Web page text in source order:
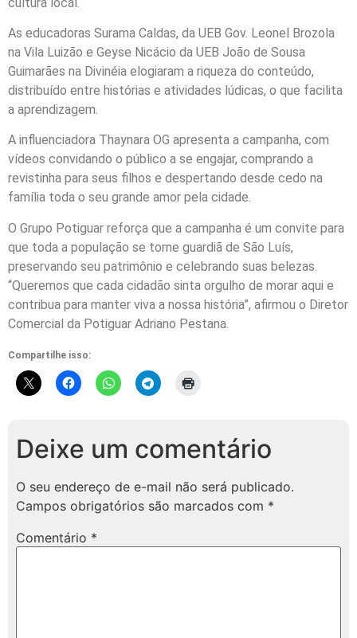
As educadoras Surama Caldas, da UEB Gov. Leonel Brozola
na Vila Luizão e Geyse Nicácio da UEB João de Sousa
Guimarães na Divinéia elogiaram a riqueza do conteúdo,
distribuído entre histórias e atividades lúdicas, o que facilita
a aprendizagem.
A influenciadora Thaynara OG apresenta a campanha, com
vídeos convidando o público a se engajar, comprando a
revistinha para seus filhos e despertando desde cedo na
família toda o seu grande amor pela cidade.
O Grupo Potiguar reforça que a campanha é um convite para
que toda a população se torne guardiã de São Luís,
preservando seu patrimônio e celebrando suas belezas.
“Queremos que cada cidadão sinta orgulho de morar aqui e
contribua para manter viva a nossa história”, afirmou o Diretor
Comercial da Potiguar Adriano Pestana.
Compartilhe isso:
Deixe um comentário
O seu endereço de e-mail não será publicado.
Campos obrigatórios são marcados com *
Comentário *